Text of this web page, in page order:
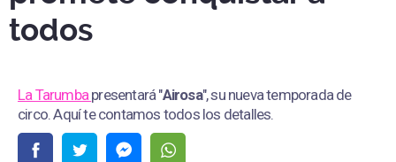
todos
La Tarumbapresentará "Airosa", su nueva temporada de
circo. Aquí te contamos todos los detalles.